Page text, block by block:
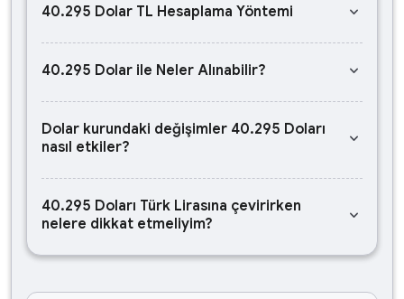
40.295 Dolar TL Hesaplama Yöntemi keyboard_arrow_down
40.295 Dolar ile Neler Alınabilir? keyboard_arrow_down
Dolar kurundaki değişimler 40.295 Doları
nasıl etkiler?
keyboard_arrow_down
40.295 Doları Türk Lirasına çevirirken
nelere dikkat etmeliyim?
keyboard_arrow_down